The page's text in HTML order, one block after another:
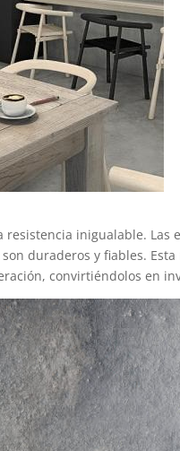
inigualable. Las
duraderos y fiables.
convirtiéndolos en